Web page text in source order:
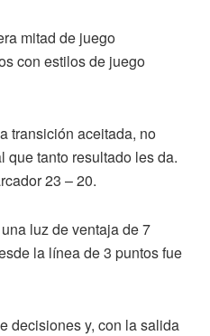
mitad de juego
con estilos de juego
transición aceitada, no
tanto resultado les da.
23 – 20.
luz de ventaja de 7
la línea de 3 puntos fue
decisiones y, con la salida